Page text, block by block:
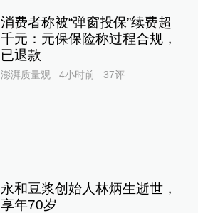
消费者称被“弹窗投保”续费超
千元：元保保险称过程合规，
已退款
澎湃质量观 4小时前 37评
永和豆浆创始人林炳生逝世，
享年70岁